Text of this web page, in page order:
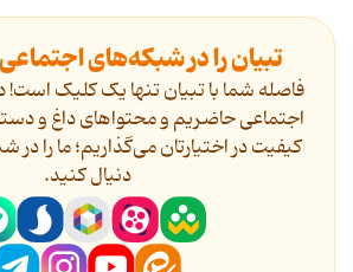
تبیان را در شبکه‌های
فاصله شما با تبیان تنها یک کلیک
اجتماعی حاضریم و محتواهای داغ و
کیفیت در اختیارتان می‌گذاریم؛ ما را
دنیال کنید.